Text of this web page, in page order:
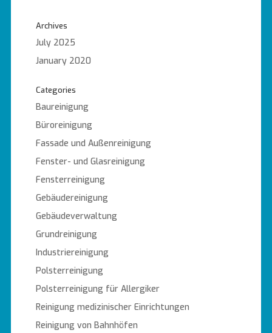
Archives
July 2025
January 2020
Categories
Baureinigung
Büroreinigung
Fassade und Außenreinigung
Fenster- und Glasreinigung
Fensterreinigung
Gebäudereinigung
Gebäudeverwaltung
Grundreinigung
Industriereinigung
Polsterreinigung
Polsterreinigung für Allergiker
Reinigung medizinischer Einrichtungen
Reinigung von Bahnhöfen